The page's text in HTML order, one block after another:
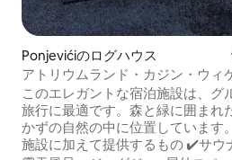
Ponjevićiのログハウス
アトリウムランド・カジン・ウィ
ハウス
このエレガントな宿泊施設は、グ
旅行に最適です。森と緑に囲まれ
かずの自然の中に位置しています
施設に加えて提供するもの ✔️サウ